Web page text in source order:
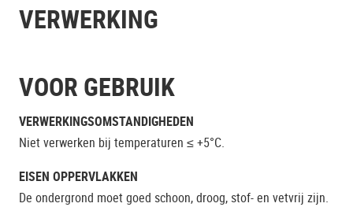
VERWERKING
VOOR GEBRUIK
VERWERKINGSOMSTANDIGHEDEN
Niet verwerken bij temperaturen ≤ +5°C.
EISEN OPPERVLAKKEN
De ondergrond moet goed schoon, droog, stof- en vetvrij zijn.